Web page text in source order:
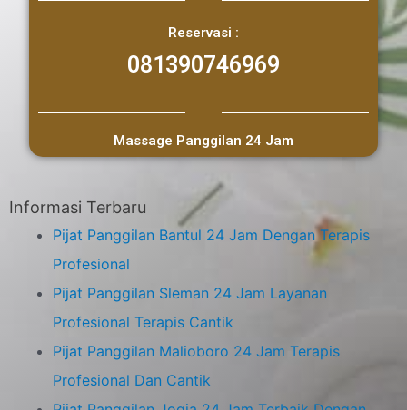
Reservasi :
081390746969
Massage Panggilan 24 Jam
Informasi Terbaru
Pijat Panggilan Bantul 24 Jam Dengan Terapis
Profesional
Pijat Panggilan Sleman 24 Jam Layanan
Profesional Terapis Cantik
Pijat Panggilan Malioboro 24 Jam Terapis
Profesional Dan Cantik